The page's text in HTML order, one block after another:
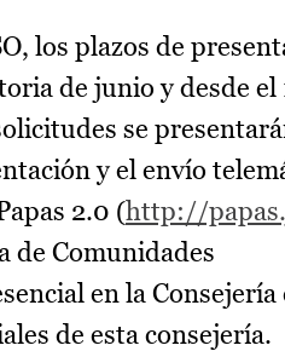
los plazos de
de junio y desde el
se
y el envío
2.0 (http://
de Comunidades
en la Consejería
de esta consejería.